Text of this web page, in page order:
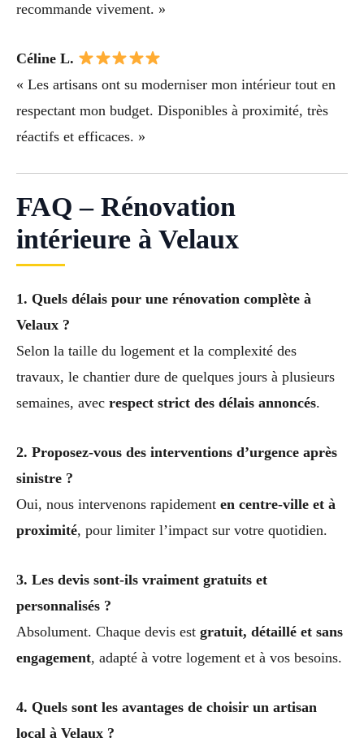
recommande vivement. »
Céline L.
« Les artisans ont su moderniser mon intérieur tout en
respectant mon budget. Disponibles à proximité, très
réactifs et efficaces. »
FAQ – Rénovation
intérieure à Velaux
1. Quels délais pour une rénovation complète à
Velaux ?
Selon la taille du logement et la complexité des
travaux, le chantier dure de quelques jours à plusieurs
semaines, avec respect strict des délais annoncés.
2. Proposez-vous des interventions d’urgence après
sinistre ?
Oui, nous intervenons rapidement en centre-ville et à
proximité, pour limiter l’impact sur votre quotidien.
3. Les devis sont-ils vraiment gratuits et
personnalisés ?
Absolument. Chaque devis est gratuit, détaillé et sans
engagement, adapté à votre logement et à vos besoins.
4. Quels sont les avantages de choisir un artisan
local à Velaux ?